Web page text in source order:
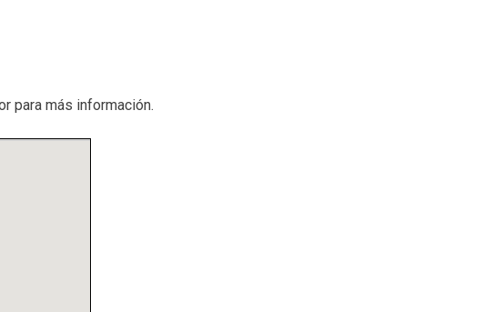
para más información.